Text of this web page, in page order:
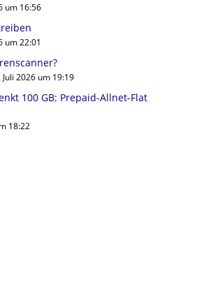
um 16:56
um 22:01
Juli 2026 um 19:19
100 GB: Prepaid-Allnet-Flat
18:22